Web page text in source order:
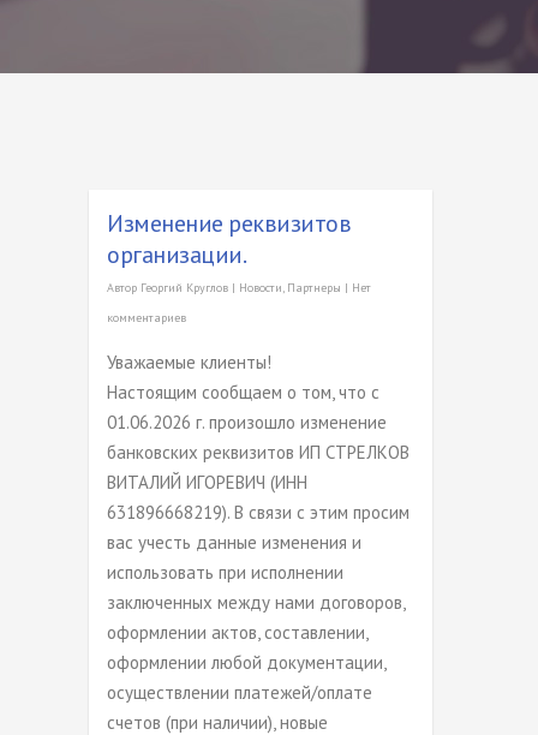
Изменение реквизитов
организации.
Автор Георгий Круглов | Новости, Партнеры | Нет
комментариев
Уважаемые клиенты!
Настоящим сообщаем о том, что с
01.06.2026 г. произошло изменение
банковских реквизитов ИП СТРЕЛКОВ
ВИТАЛИЙ ИГОРЕВИЧ (ИНН
631896668219). В связи с этим просим
вас учесть данные изменения и
использовать при исполнении
заключенных между нами договоров,
оформлении актов, составлении,
оформлении любой документации,
осуществлении платежей/оплате
счетов (при наличии), новые